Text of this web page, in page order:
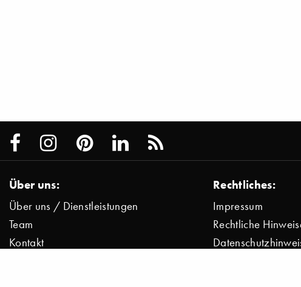
Über uns:
Über uns / Dienstleistungen
Team
Kontakt
Rechtliches:
Impressum
Rechtliche